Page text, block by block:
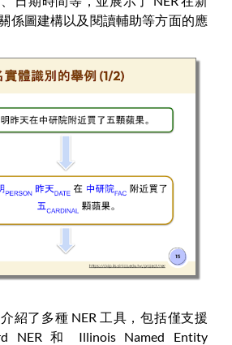
係圖建構以及閱讀輔助等方面的應
紹了多種 NER 工具，包括僅支援
NER 和 Illinois Named Entity